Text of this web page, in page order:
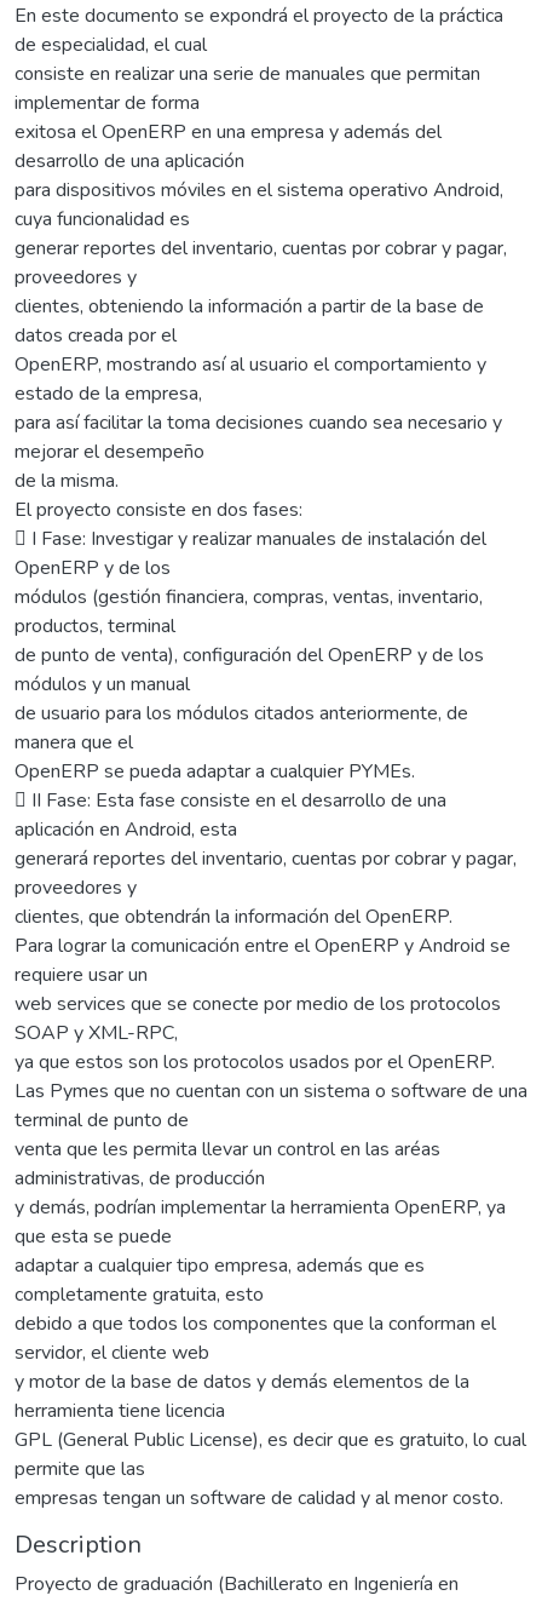
En este documento se expondrá el proyecto de la práctica
de especialidad, el cual
consiste en realizar una serie de manuales que permitan
implementar de forma
exitosa el OpenERP en una empresa y además del
desarrollo de una aplicación
para dispositivos móviles en el sistema operativo Android,
cuya funcionalidad es
generar reportes del inventario, cuentas por cobrar y pagar,
proveedores y
clientes, obteniendo la información a partir de la base de
datos creada por el
OpenERP, mostrando así al usuario el comportamiento y
estado de la empresa,
para así facilitar la toma decisiones cuando sea necesario y
mejorar el desempeño
de la misma.
El proyecto consiste en dos fases:
 I Fase: Investigar y realizar manuales de instalación del
OpenERP y de los
módulos (gestión financiera, compras, ventas, inventario,
productos, terminal
de punto de venta), configuración del OpenERP y de los
módulos y un manual
de usuario para los módulos citados anteriormente, de
manera que el
OpenERP se pueda adaptar a cualquier PYMEs.
 II Fase: Esta fase consiste en el desarrollo de una
aplicación en Android, esta
generará reportes del inventario, cuentas por cobrar y pagar,
proveedores y
clientes, que obtendrán la información del OpenERP.
Para lograr la comunicación entre el OpenERP y Android se
requiere usar un
web services que se conecte por medio de los protocolos
SOAP y XML-RPC,
ya que estos son los protocolos usados por el OpenERP.
Las Pymes que no cuentan con un sistema o software de una
terminal de punto de
venta que les permita llevar un control en las aréas
administrativas, de producción
y demás, podrían implementar la herramienta OpenERP, ya
que esta se puede
adaptar a cualquier tipo empresa, además que es
completamente gratuita, esto
debido a que todos los componentes que la conforman el
servidor, el cliente web
y motor de la base de datos y demás elementos de la
herramienta tiene licencia
GPL (General Public License), es decir que es gratuito, lo cual
permite que las
empresas tengan un software de calidad y al menor costo.
Description
Proyecto de graduación (Bachillerato en Ingeniería en